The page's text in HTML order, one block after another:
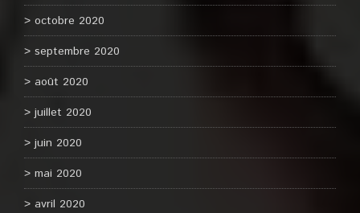
octobre 2020
septembre 2020
août 2020
juillet 2020
juin 2020
mai 2020
avril 2020